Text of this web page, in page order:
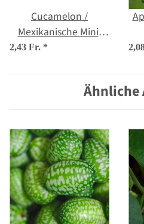
Cucamelon /
Mexikanische Mini-
Gurke (Melothria
2,43 Fr. *